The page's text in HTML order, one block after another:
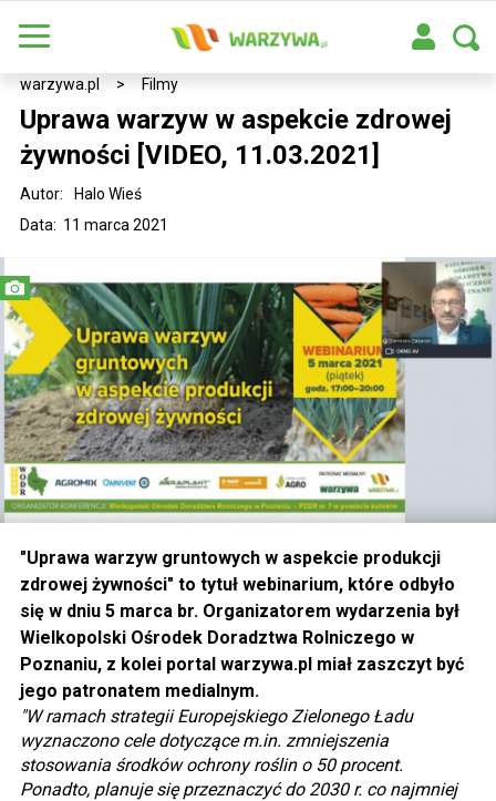
warzywa.pl > Filmy
Uprawa warzyw w aspekcie zdrowej
żywności [VIDEO, 11.03.2021]
Data: 11 marca 2021
Autor: Halo Wieś
"Uprawa warzyw gruntowych w aspekcie produkcji
zdrowej żywności" to tytuł webinarium, które odbyło
się w dniu 5 marca br. Organizatorem wydarzenia był
Wielkopolski Ośrodek Doradztwa Rolniczego w
Poznaniu, z kolei portal warzywa.pl miał zaszczyt być
jego patronatem medialnym.
"W ramach strategii Europejskiego Zielonego Ładu
wyznaczono cele dotyczące m.in. zmniejszenia
stosowania środków ochrony roślin o 50 procent.
Ponadto, planuje się przeznaczyć do 2030 r. co najmniej